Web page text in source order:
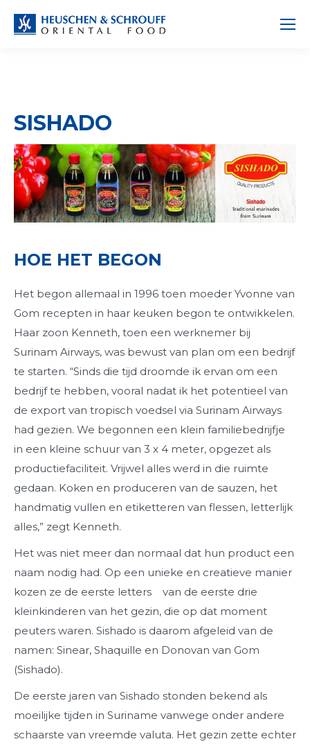
SISHADO
HOE HET BEGON
Het begon allemaal in 1996 toen moeder Yvonne van
Gom recepten in haar keuken begon te ontwikkelen.
Haar zoon Kenneth, toen een werknemer bij
Surinam Airways, was bewust van plan om een bedrijf
te starten. “Sinds die tijd droomde ik ervan om een
bedrijf te hebben, vooral nadat ik het potentieel van
de export van tropisch voedsel via Surinam Airways
had gezien. We begonnen een klein familiebedrijfje
in een kleine schuur van 3 x 4 meter, opgezet als
productiefaciliteit. Vrijwel alles werd in die ruimte
gedaan. Koken en produceren van de sauzen, het
handmatig vullen en etiketteren van flessen, letterlijk
alles,” zegt Kenneth.
Het was niet meer dan normaal dat hun product een
naam nodig had. Op een unieke en creatieve manier
kozen ze de eerste letters
van de eerste drie
kleinkinderen van het gezin, die op dat moment
peuters waren. Sishado is daarom afgeleid van de
namen: Sinear, Shaquille en Donovan van Gom
(Sishado).
De eerste jaren van Sishado stonden bekend als
moeilijke tijden in Suriname vanwege onder andere
schaarste van vreemde valuta. Het gezin zette echter